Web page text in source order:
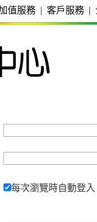
值服務 | 客戶服務 |
每次瀏覽時自動登入